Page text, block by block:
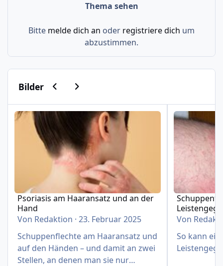
Thema sehen
Bitte melde dich an oder registriere dich um
abzustimmen.
BilderVorherige Karussell-Folie
Nächste Karussell-Folie
Psoriasis am Haaransatz und an der Hand
Psoriasis am Haaransatz und an der
Hand
Von Redaktion ·23. Februar 2025
Schuppenflechte am Haaransatz und
auf den Händen – und damit an zwei
Stellen, an denen man sie nur
Von
So kann